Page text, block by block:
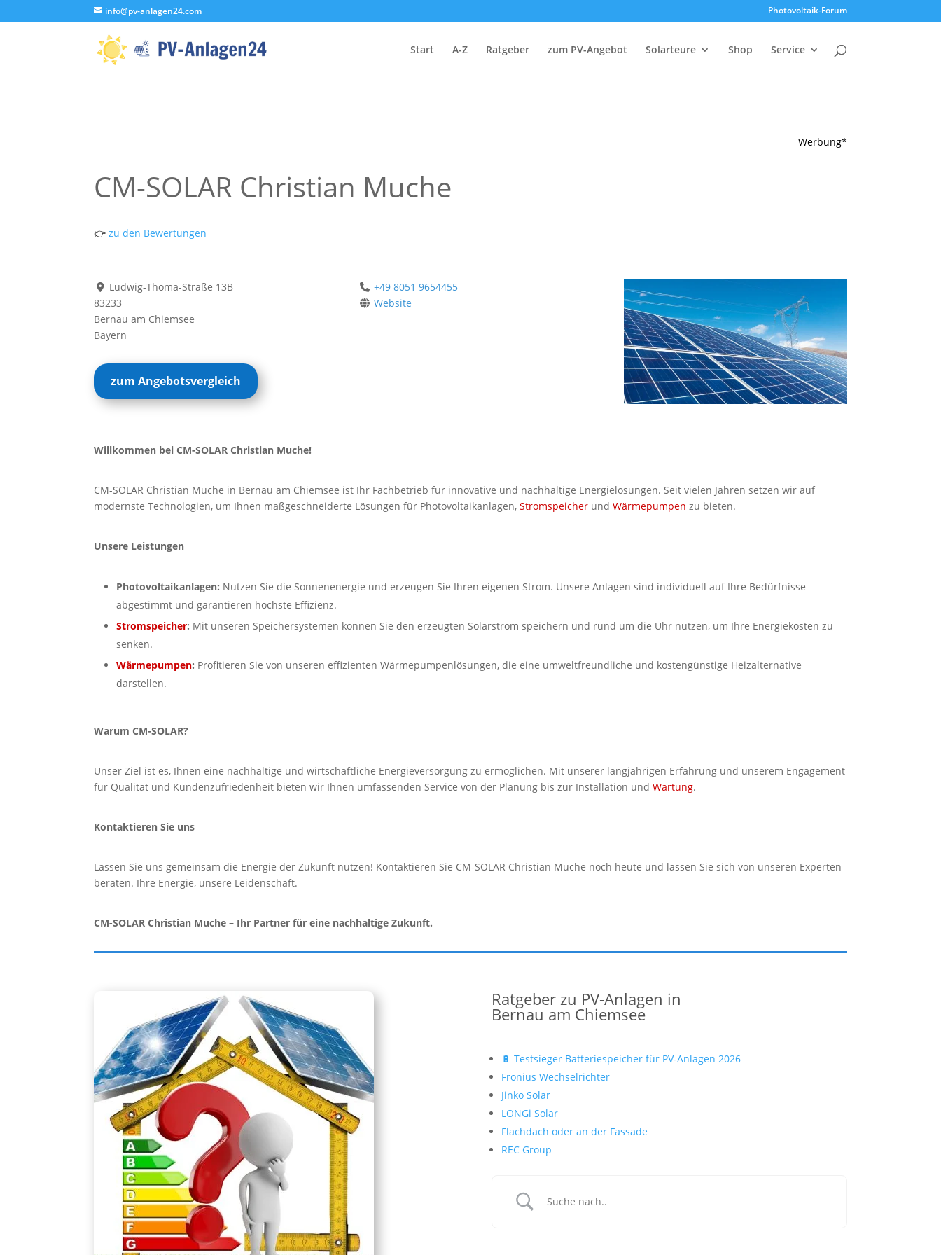
info@pv-anlagen24.com Photovoltaik-Forum
Start A-Z Ratgeber zum PV-Angebot Solarteure Shop Service
Werbung*
CM-SOLAR Christian Muche
👉 zu den Bewertungen
Ludwig-Thoma-Straße 13B
83233
Bernau am Chiemsee
Bayern
zum Angebotsvergleich
+49 8051 9654455
Website
Willkommen bei CM-SOLAR Christian Muche!
CM-SOLAR Christian Muche in Bernau am Chiemsee ist Ihr Fachbetrieb für innovative und nachhaltige Energielösungen. Seit vielen Jahren setzen wir auf
modernste Technologien, um Ihnen maßgeschneiderte Lösungen für Photovoltaikanlagen,Stromspeicher undWärmepumpen zu bieten.
Unsere Leistungen
Photovoltaikanlagen: Nutzen Sie die Sonnenenergie und erzeugen Sie Ihren eigenen Strom. Unsere Anlagen sind individuell auf Ihre Bedürfnisse
abgestimmt und garantieren höchste Effizienz.
Stromspeicher: Mit unseren Speichersystemen können Sie den erzeugten Solarstrom speichern und rund um die Uhr nutzen, um Ihre Energiekosten zu
senken.
Wärmepumpen: Profitieren Sie von unseren effizienten Wärmepumpenlösungen, die eine umweltfreundliche und kostengünstige Heizalternative
darstellen.
Warum CM-SOLAR?
Unser Ziel ist es, Ihnen eine nachhaltige und wirtschaftliche Energieversorgung zu ermöglichen. Mit unserer langjährigen Erfahrung und unserem Engagement
für Qualität und Kundenzufriedenheit bieten wir Ihnen umfassenden Service von der Planung bis zur Installation undWartung.
Kontaktieren Sie uns
Lassen Sie uns gemeinsam die Energie der Zukunft nutzen! Kontaktieren Sie CM-SOLAR Christian Muche noch heute und lassen Sie sich von unseren Experten
beraten. Ihre Energie, unsere Leidenschaft.
CM-SOLAR Christian Muche – Ihr Partner für eine nachhaltige Zukunft.
Ratgeber zu PV-Anlagen in
Bernau am Chiemsee
🔋 Testsieger Batteriespeicher für PV‑Anlagen 2026
Fronius Wechselrichter
Jinko Solar
LONGi Solar
Flachdach oder an der Fassade
REC Group